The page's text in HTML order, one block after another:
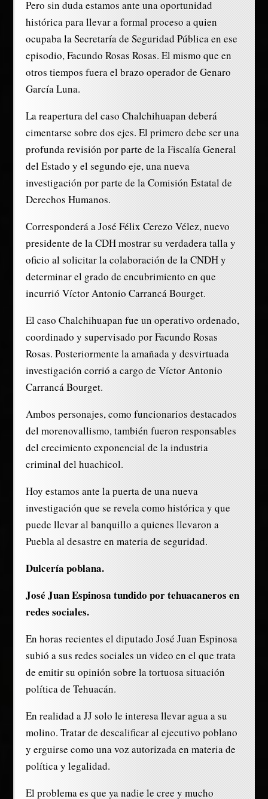
Pero sin duda estamos ante una oportunidad
histórica para llevar a formal proceso a quien
ocupaba la Secretaría de Seguridad Pública en ese
episodio, Facundo Rosas Rosas. El mismo que en
otros tiempos fuera el brazo operador de Genaro
García Luna.
La reapertura del caso Chalchihuapan deberá
cimentarse sobre dos ejes. El primero debe ser una
profunda revisión por parte de la Fiscalía General
del Estado y el segundo eje, una nueva
investigación por parte de la Comisión Estatal de
Derechos Humanos.
Corresponderá a José Félix Cerezo Vélez, nuevo
presidente de la CDH mostrar su verdadera talla y
oficio al solicitar la colaboración de la CNDH y
determinar el grado de encubrimiento en que
incurrió Víctor Antonio Carrancá Bourget.
El caso Chalchihuapan fue un operativo ordenado,
coordinado y supervisado por Facundo Rosas
Rosas. Posteriormente la amañada y desvirtuada
investigación corrió a cargo de Víctor Antonio
Carrancá Bourget.
Ambos personajes, como funcionarios destacados
del morenovallismo, también fueron responsables
del crecimiento exponencial de la industria
criminal del huachicol.
Hoy estamos ante la puerta de una nueva
investigación que se revela como histórica y que
puede llevar al banquillo a quienes llevaron a
Puebla al desastre en materia de seguridad.
Dulcería poblana.
José Juan Espinosa tundido por tehuacaneros en
redes sociales.
En horas recientes el diputado José Juan Espinosa
subió a sus redes sociales un video en el que trata
de emitir su opinión sobre la tortuosa situación
política de Tehuacán.
En realidad a JJ solo le interesa llevar agua a su
molino. Tratar de descalificar al ejecutivo poblano
y erguirse como una voz autorizada en materia de
política y legalidad.
El problema es que ya nadie le cree y mucho